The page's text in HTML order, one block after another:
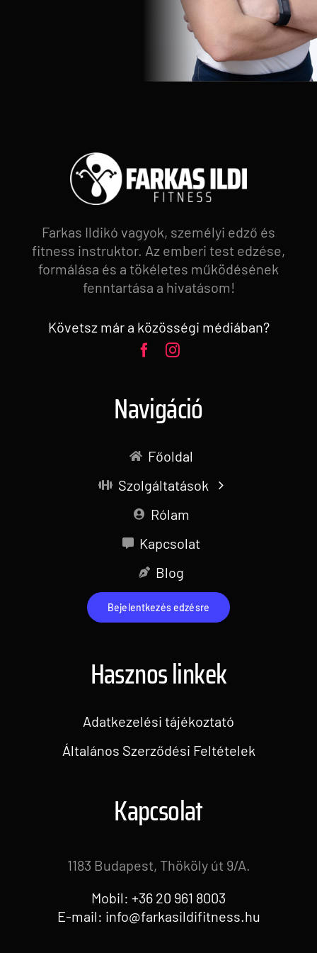
Farkas Ildikó vagyok, személyi edző és
fitness instruktor. Az emberi test edzése,
formálása és a tökéletes működésének
fenntartása a hivatásom!
Követsz már a közösségi médiában?
Navigáció
Főoldal
Szolgáltatások
Rólam
Kapcsolat
Blog
Bejelentkezés edzésre
Hasznos linkek
Adatkezelési tájékoztató
Általános Szerződési Feltételek
Kapcsolat
1183 Budapest, Thököly út 9/A.
Mobil: +36 20 961 8003
E-mail: info@farkasildifitness.hu